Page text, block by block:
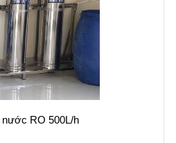
nước RO 500L/h